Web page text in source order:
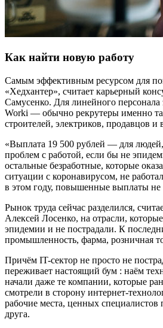
Как найти новую работу
Самым эффективным ресурсом для
«Хедхантер», считает карьерный
Самусенко. Для линейного
Worki — обычно рекрутеры именно
строителей, электриков, продавцов и
«Выплата 19 500 рублей — для
проблем с работой, если бы не
остальные безработные, которые
ситуации с коронавирусом, не
в этом году, повышенные выплаты не
Рынок труда сейчас разделился,
Алексей Лосенко, на отрасли,
эпидемии и не пострадали. К
промышленность, фарма, розничная
Причём IT-сектор не просто не
переживает настоящий бум : наём
начали даже те компании, которые
смотрели в сторону интернет-
рабочие места, ценных специалистов
друга.